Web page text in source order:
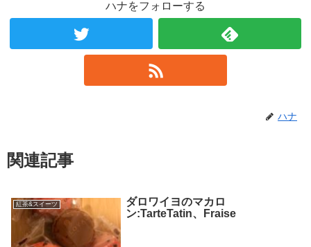
ハナをフォローする
ハナ
関連記事
紅茶&スイーツ
ダロワイヨのマカロ
ン:TarteTatin、Fraise